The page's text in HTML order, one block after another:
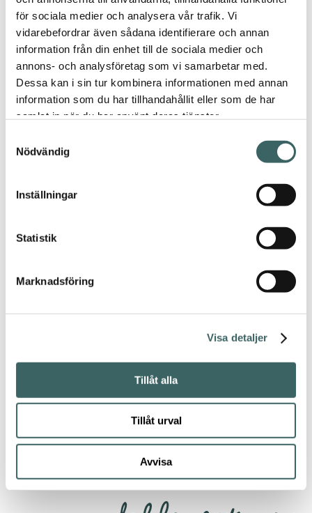
för sociala medier och analysera vår trafik. Vi
vidarebefordrar även sådana identifierare och annan
information från din enhet till de sociala medier och
annons- och analysföretag som vi samarbetar med.
Dessa kan i sin tur kombinera informationen med annan
information som du har tillhandahållit eller som de har
samlat in när du har använt deras tjänster.
Nödvändig
Inställningar
Statistik
Marknadsföring
Visa detaljer
Tillåt alla
Tillåt urval
Avvisa
Tidsbokning
Malmö
Hyr vår lokal
grönt
timutpeppar,
och fläder.
Kontakt